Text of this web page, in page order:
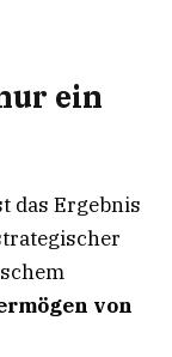
ein
das Ergebnis
von